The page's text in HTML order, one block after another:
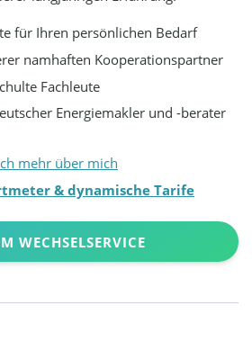
für Ihren persönlichen Bedarf
namhaften Kooperationspartner
Fachleute
Energiemakler und -berater
mehr über mich
& dynamische Tarife
WECHSELSERVICE